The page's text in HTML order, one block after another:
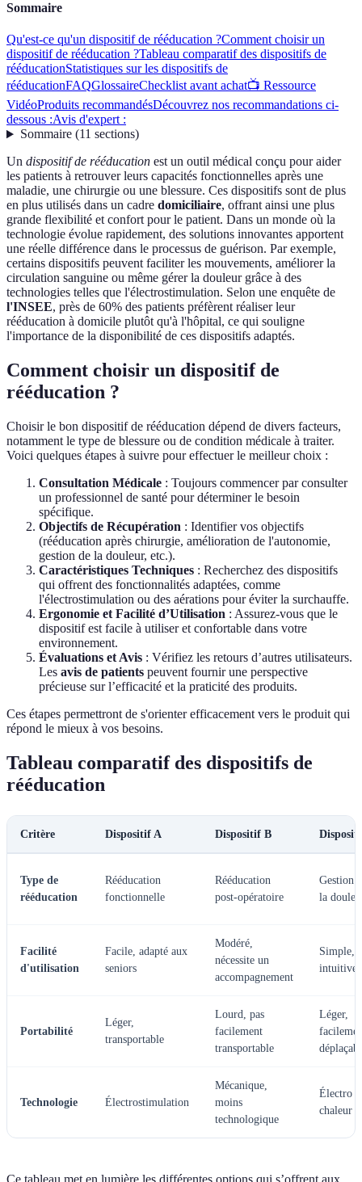
Sommaire
Qu'est-ce qu'un dispositif de rééducation ?Comment choisir un
dispositif de rééducation ?Tableau comparatif des dispositifs de
rééducationStatistiques sur les dispositifs de
rééducationFAQGlossaireChecklist avant achat📺 Ressource
VidéoProduits recommandésDécouvrez nos recommandations ci-
dessous :Avis d'expert :
Sommaire(11 sections)
Un dispositif de rééducation est un outil médical conçu pour aider
les patients à retrouver leurs capacités fonctionnelles après une
maladie, une chirurgie ou une blessure. Ces dispositifs sont de plus
en plus utilisés dans un cadre domiciliaire, offrant ainsi une plus
grande flexibilité et confort pour le patient. Dans un monde où la
technologie évolue rapidement, des solutions innovantes apportent
une réelle différence dans le processus de guérison. Par exemple,
certains dispositifs peuvent faciliter les mouvements, améliorer la
circulation sanguine ou même gérer la douleur grâce à des
technologies telles que l'électrostimulation. Selon une enquête de
l'INSEE, près de 60% des patients préfèrent réaliser leur
rééducation à domicile plutôt qu'à l'hôpital, ce qui souligne
l'importance de la disponibilité de ces dispositifs adaptés.
Comment choisir un dispositif de
rééducation ?
Choisir le bon dispositif de rééducation dépend de divers facteurs,
notamment le type de blessure ou de condition médicale à traiter.
Voici quelques étapes à suivre pour effectuer le meilleur choix :
Consultation Médicale : Toujours commencer par consulter
un professionnel de santé pour déterminer le besoin
spécifique.
Objectifs de Récupération : Identifier vos objectifs
(rééducation après chirurgie, amélioration de l'autonomie,
gestion de la douleur, etc.).
Caractéristiques Techniques : Recherchez des dispositifs
qui offrent des fonctionnalités adaptées, comme
l'électrostimulation ou des aérations pour éviter la surchauffe.
Ergonomie et Facilité d’Utilisation : Assurez-vous que le
dispositif est facile à utiliser et confortable dans votre
environnement.
Évaluations et Avis : Vérifiez les retours d’autres utilisateurs.
Les avis de patients peuvent fournir une perspective
précieuse sur l’efficacité et la praticité des produits.
Ces étapes permettront de s'orienter efficacement vers le produit qui
répond le mieux à vos besoins.
Tableau comparatif des dispositifs de
rééducation
Critère Dispositif A Dispositif B
Type de
rééducation
Rééducation
fonctionnelle
Rééducation
post-opératoire
Gestion
la
Facilité
d'utilisation
Facile, adapté aux
seniors
Modéré,
nécessite un
accompagnement
Simple,
intuitive
Portabilité
Léger,
transportable
Lourd, pas
facilement
transportable
Léger,
Technologie Électrostimulation
Mécanique,
moins
technologique
Électro
chaleur